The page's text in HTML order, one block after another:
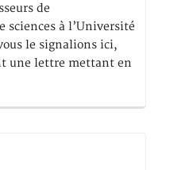
de
sciences à l’Université
le signalions ici,
une lettre mettant en